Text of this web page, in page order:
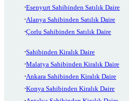
Esenyurt Sahibinden Satılık Daire
Alanya Sahibinden Satılık Daire
Çorlu Sahibinden Satılık Daire
Sahibinden Kiralık Daire
Malatya Sahibinden Kiralık Daire
Ankara Sahibinden Kiralık Daire
Konya Sahibinden Kiralık Daire